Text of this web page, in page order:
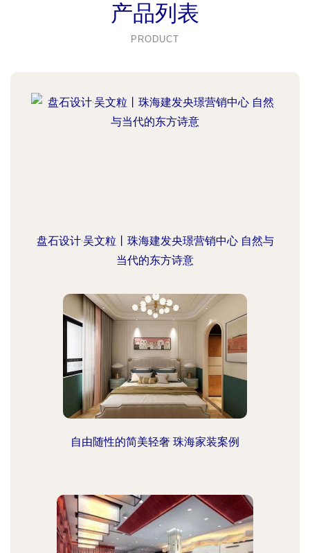
产品列表
PRODUCT
盘石设计·吴文粒丨珠海建发央璟营销中心 自然与
当代的东方诗意
自由随性的简美轻奢 珠海家装案例